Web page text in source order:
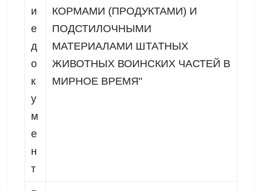
и
е
д
о
к
у
м
е
н
т
КОРМАМИ (ПРОДУКТАМИ) И
ПОДСТИЛОЧНЫМИ
МАТЕРИАЛАМИ ШТАТНЫХ
ЖИВОТНЫХ ВОИНСКИХ ЧАСТЕЙ В
МИРНОЕ ВРЕМЯ"